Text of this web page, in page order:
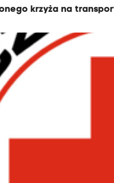
krzyża na